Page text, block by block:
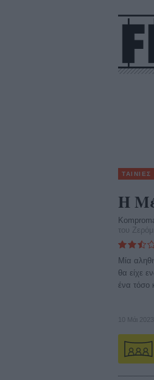
ΤΑΙΝΙΕΣ
Η
του
Μία
θα είχε
ένα τόσο
10 Μάι 2023